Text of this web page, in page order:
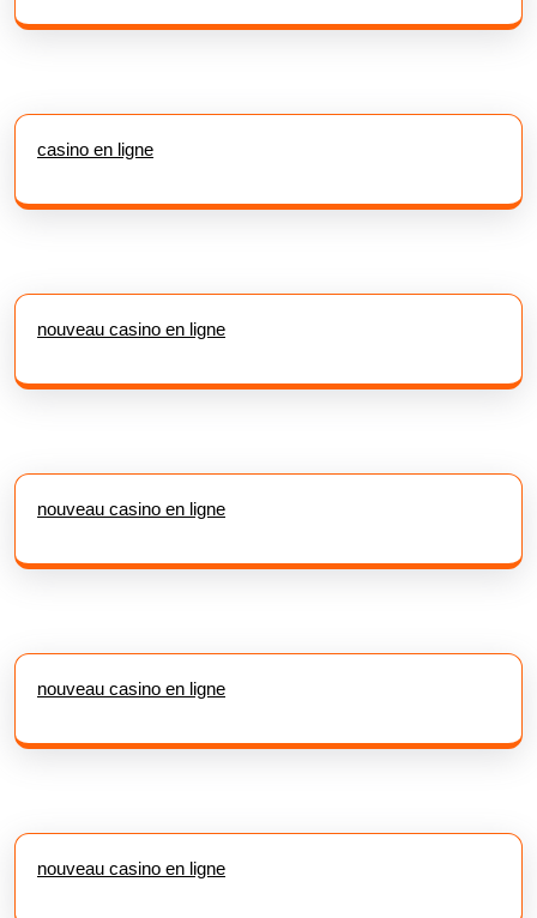
casino en ligne
nouveau casino en ligne
nouveau casino en ligne
nouveau casino en ligne
nouveau casino en ligne